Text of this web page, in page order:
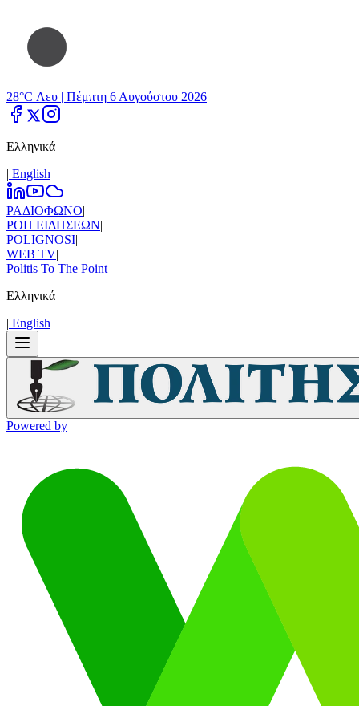
28°C Λευ | Πέμπτη 6 Αυγούστου 2026
Ελληνικά
| Εnglish
ΡΑΔΙΟΦΩΝΟ|
ΡΟΗ ΕΙΔΗΣΕΩΝ|
POLIGNOSI|
WEB TV|
Politis To The Point
Ελληνικά
| Εnglish
Powered by